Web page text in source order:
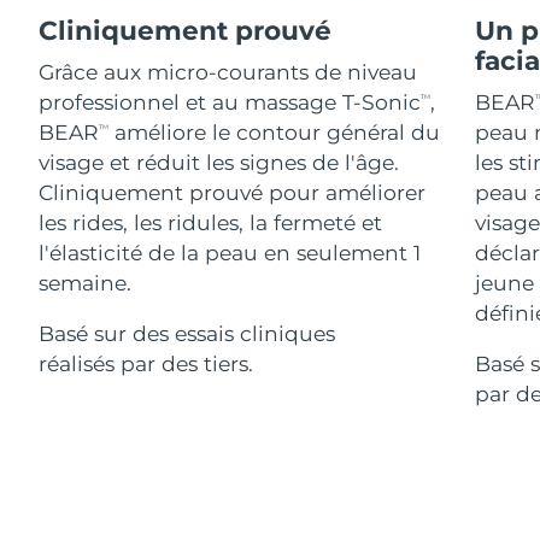
Cliniquement prouvé
Grâce aux micro-courants de niveau
professionnel et au massage T-SonicTM,
BEARTM
améliore le contour général du
visage et réduit les signes de l'âge.
Cliniquement prouvé pour améliorer
les rides, les ridules, la fermeté et
l'élasticité de la peau en seulement 1
semaine.
Basé sur des essais cliniques
réalisés par des tiers.
Un
BEAR
peau
les
peau
jeune
Basé
par
18% PAP
Cosmétiques Hommes
Acheter tout
FOREO APP
À PROPROS
Israël Livraison estimée 8/14/26
Italie Livraison estimée
Japon Livraison estimée 8/13/26
Jersey Livraison estimée 8/15/26
Kazakhstan Livraison estimée 8/12/26
8/10/26
Lettonie 8/10/26